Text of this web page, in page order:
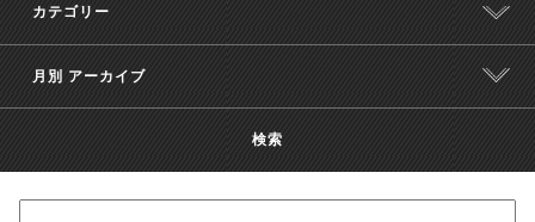
カテゴリー
月別 アーカイブ
検索